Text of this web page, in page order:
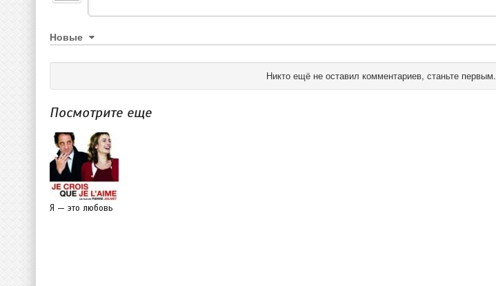
Новые
Никто ещё не оставил комментариев, станьте первым.
Посмотрите еще
Я — это любовь